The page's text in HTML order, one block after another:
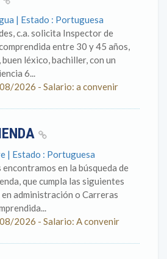
| Estado : Portuguesa
c.a. solicita Inspector de
entre 30 y 45 años,
léxico, bachiller, con un
6...
2026 - Salario: a convenir
| Estado : Portuguesa
en la búsqueda de
que cumpla las siguientes
administración o Carreras
2026 - Salario: A convenir